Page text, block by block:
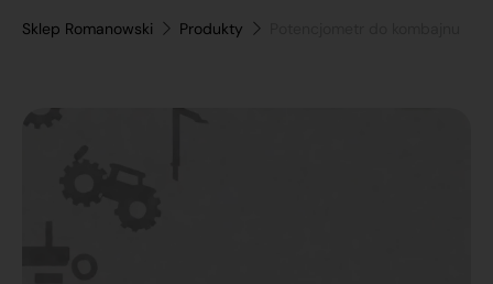
Sklep Romanowski Produkty